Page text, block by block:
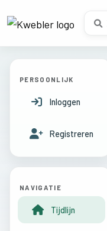
PERSOONLIJK
Inloggen
Registreren
NAVIGATIE
Tijdlijn